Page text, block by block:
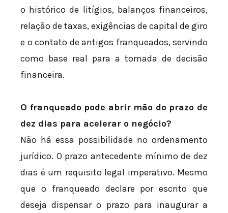
o histórico de litígios, balanços financeiros,
relação de taxas, exigências de capital de giro
e o contato de antigos franqueados, servindo
como base real para a tomada de decisão
financeira.
O franqueado pode abrir mão do prazo de
dez dias para acelerar o negócio?
Não há essa possibilidade no ordenamento
jurídico. O prazo antecedente mínimo de dez
dias é um requisito legal imperativo. Mesmo
que o franqueado declare por escrito que
deseja dispensar o prazo para inaugurar a